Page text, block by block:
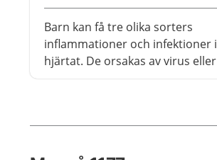
Barn kan få tre olika sorters
inflammationer och infektioner i
hjärtat. De orsakas av virus eller
men ibland behöver barnet få